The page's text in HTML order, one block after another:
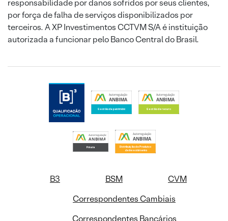
responsabilidade por danos sofridos por seus clientes,
por força de falha de serviços disponibilizados por
terceiros. A XP Investimentos CCTVM S/A é instituição
autorizada a funcionar pelo Banco Central do Brasil.
B3 BSM
CVM
Correspondentes Cambiais
Correspondentes Bancários